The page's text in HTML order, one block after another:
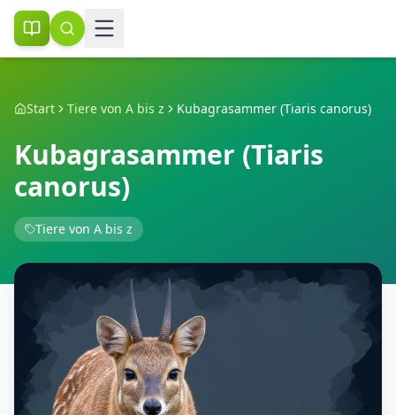
Start Tiere von A bis z Kubagrasammer (Tiaris canorus)
Kubagrasammer (Tiaris
canorus)
Tiere von A bis z